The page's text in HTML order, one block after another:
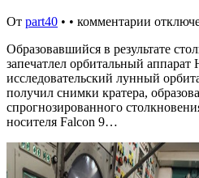
От part40 • • комментарии
Образовавшийся в результате
запечатлел орбитальный
исследовательский лунный
получил снимки кратера,
спрогнозированного
носителя Falcon 9…